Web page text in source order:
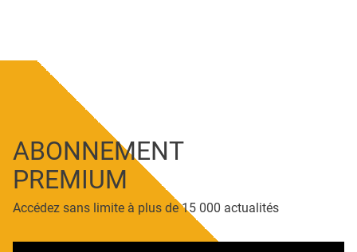
ABONNEMENT
PREMIUM
Accédez sans limite à plus de 15 000 actualités